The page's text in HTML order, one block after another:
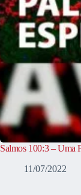
Salmos 100:3 – Uma
11/07/2022